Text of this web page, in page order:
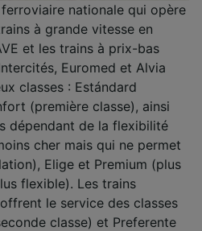
nationale qui opère
à grande vitesse en
et les trains à prix-bas
Euromed et Alvia
classes : Estándard
(première classe), ainsi
dépendant de la flexibilité
cher mais qui ne permet
Elige et Premium (plus
flexible). Les trains
le service des classes
classe) et Preferente